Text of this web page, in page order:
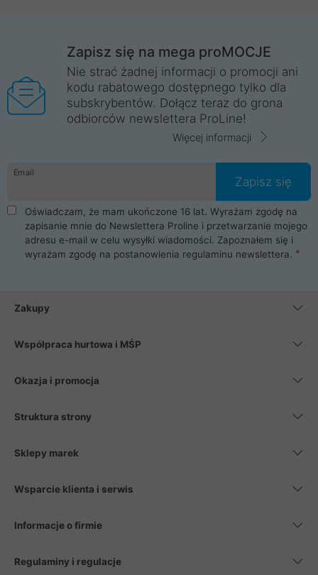
Zapisz się na mega proMOCJE
Nie strać żadnej informacji o promocji ani
kodu rabatowego dostępnego tylko dla
subskrybentów. Dołącz teraz do grona
odbiorców newslettera ProLine!
Więcej informacji
Email
Zapisz się
Oświadczam, że mam ukończone 16 lat. Wyrażam zgodę na
zapisanie mnie do Newslettera Proline i przetwarzanie mojego
adresu e-mail w celu wysyłki wiadomości. Zapoznałem się i
wyrażam zgodę na postanowienia regulaminu newslettera.
Zakupy
Współpraca hurtowa i MŚP
Okazja i promocja
Struktura strony
Sklepy marek
Wsparcie klienta i serwis
Informacje o firmie
Regulaminy i regulacje